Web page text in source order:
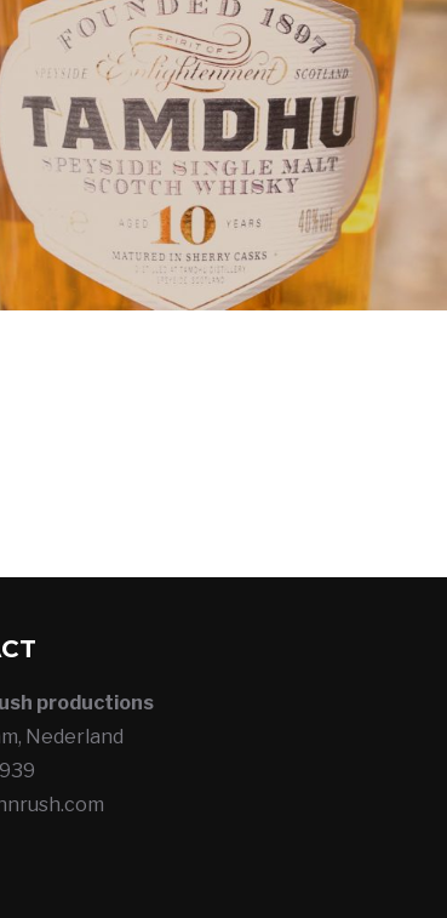
productions
Nederland